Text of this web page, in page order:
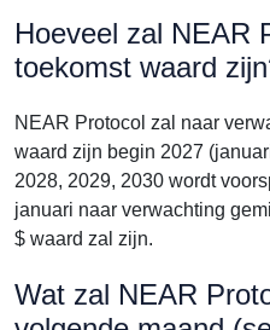
Hoeveel zal NEAR
toekomst waard
NEAR Protocol zal naar
waard zijn begin 2027
2028, 2029, 2030 wordt
januari naar verwachting
$ waard zal zijn.
Wat zal NEAR